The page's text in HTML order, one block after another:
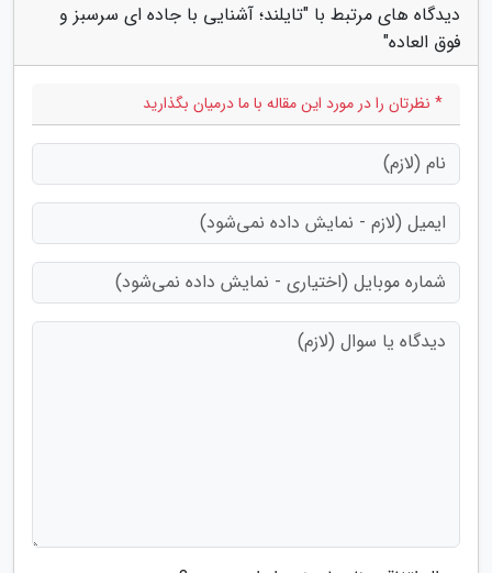
دیدگاه های مرتبط با "تایلند؛ آشنایی با جاده ای سرسبز و
فوق العاده"
* نظرتان را در مورد این مقاله با ما درمیان بگذارید